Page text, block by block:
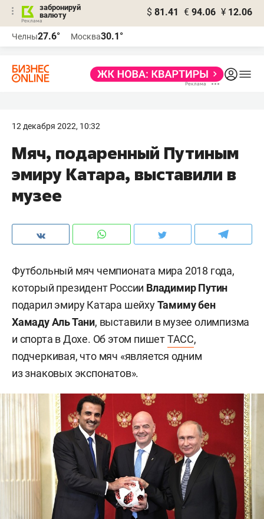
забронируй
валюту
$ 81.41 € 94.06 ¥ 12.06
Челны27.6° Москва30.1°
12 декабря 2022, 10:32
Мяч, подаренный Путиным
эмиру Катара, выставили в
музее
Футбольный мяч чемпионата мира 2018 года,
который президент России Владимир Путин
подарил эмиру Катара шейхуТамиму бен
Хамаду Аль Тани, выставили в музее олимпизма
и спорта в Дохе. Об этом пишетТАСС,
подчеркивая, что мяч «является одним
из знаковых экспонатов».